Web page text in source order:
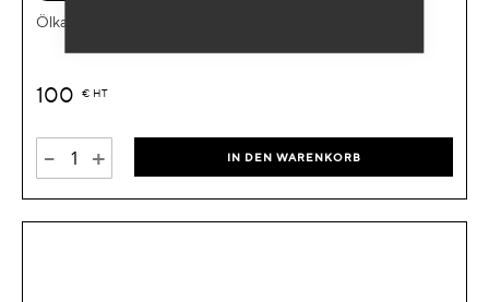
Ölkammer
100 € HT
- + IN DEN WARENKORB